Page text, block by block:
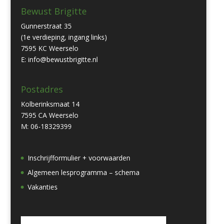
Bewust Brigitte
Gunnerstraat 35
(1e verdieping, ingang links)
7595 KC Weerselo
E: info@bewustbrigitte.nl
Postadres
Kolberinksmaat 14
7595 CA Weerselo
M: 06-18329399
Inschrijfformulier + voorwaarden
Algemeen lesprogramma – schema
Vakanties